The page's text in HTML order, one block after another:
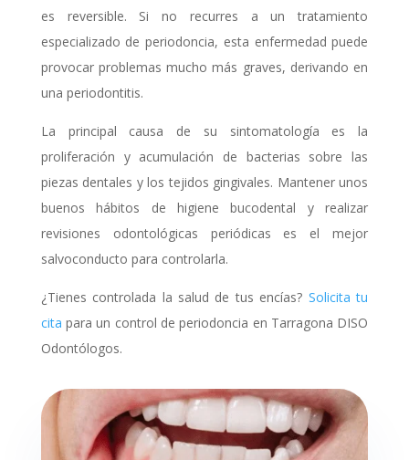
es reversible. Si no recurres a un tratamiento
especializado de periodoncia, esta enfermedad puede
provocar problemas mucho más graves, derivando en
una periodontitis.
La principal causa de su sintomatología es la
proliferación y acumulación de bacterias sobre las
piezas dentales y los tejidos gingivales. Mantener unos
buenos hábitos de higiene bucodental y realizar
revisiones odontológicas periódicas es el mejor
salvoconducto para controlarla.
¿Tienes controlada la salud de tus encías? Solicita tu
cita para un control de periodoncia en Tarragona DISO
Odontólogos.